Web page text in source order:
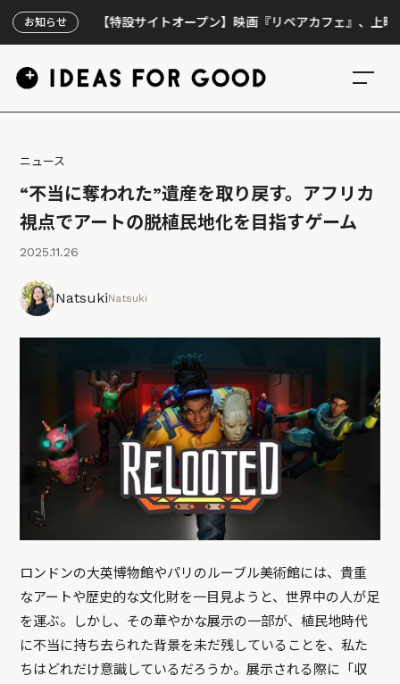
お知らせ
【特設サイトオープン】映画『リペアカフェ』、上映300回の
ニュース
“不当に奪われた”遺産を取り戻す。アフリカ
視点でアートの脱植民地化を目指すゲーム
2025.11.26
NatsukiNatsuki
ロンドンの大英博物館やパリのルーブル美術館には、貴重
なアートや歴史的な文化財を一目見ようと、世界中の人が足
を運ぶ。しかし、その華やかな展示の一部が、植民地時代
に不当に持ち去られた背景を未だ残していることを、私た
ちはどれだけ意識しているだろうか。展示される際に「収